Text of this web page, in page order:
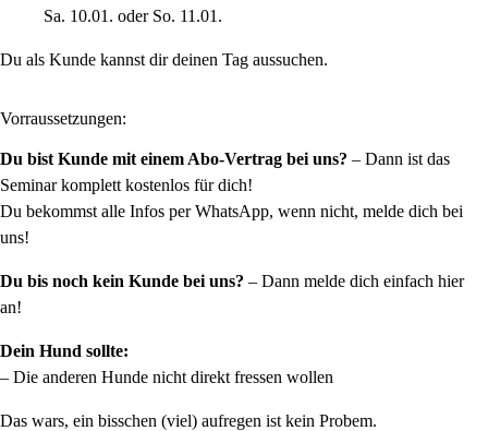
Sa. 10.01. oder So. 11.01.
Du als Kunde kannst dir deinen Tag aussuchen.
Vorraussetzungen:
Du bist Kunde mit einem Abo-Vertrag bei uns? – Dann ist das
Seminar komplett kostenlos für dich!
Du bekommst alle Infos per WhatsApp, wenn nicht, melde dich bei
uns!
Du bis noch kein Kunde bei uns? – Dann melde dich einfach hier
an!
Dein Hund sollte:
– Die anderen Hunde nicht direkt fressen wollen
Das wars, ein bisschen (viel) aufregen ist kein Probem.